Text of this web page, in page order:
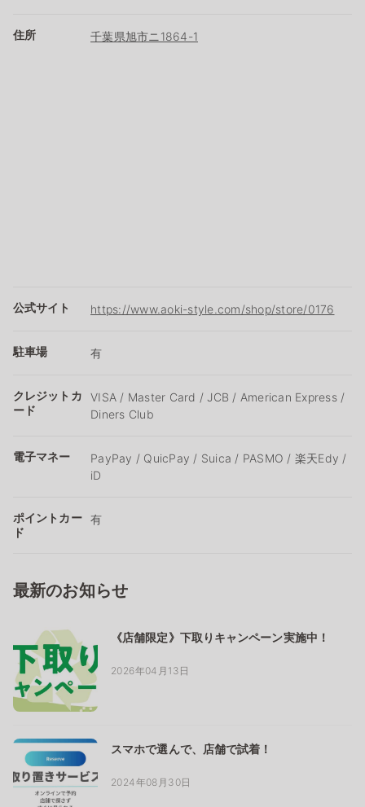
住所 千葉県旭市ニ1864-1
公式サイト https://www.aoki-style.com/shop/store/0176
駐車場 有
クレジットカ
ード
VISA / Master Card / JCB / American Express /
Diners Club
電子マネー
PayPay / QuicPay / Suica / PASMO / 楽天Edy /
iD
ポイントカー
ド
有
最新のお知らせ
《店舗限定》下取りキャンペーン実施中！
2026年04月13日
スマホで選んで、店舗で試着！
2024年08月30日